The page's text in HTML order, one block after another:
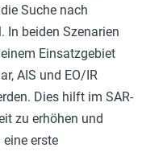
Suche nach
In beiden Szenarien
Einsatzgebiet
AIS und EO/IR
Dies hilft im SAR-
zu erhöhen und
erste